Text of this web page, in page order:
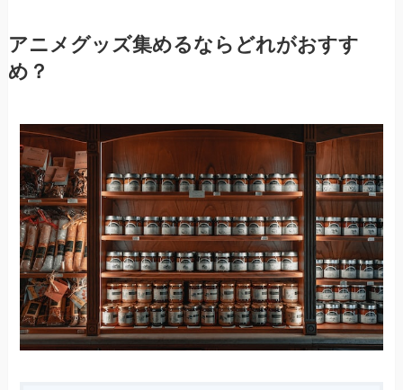
アニメグッズ集めるならどれがおすす
め？